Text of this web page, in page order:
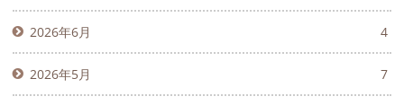
2026年6月 4
2026年5月 7